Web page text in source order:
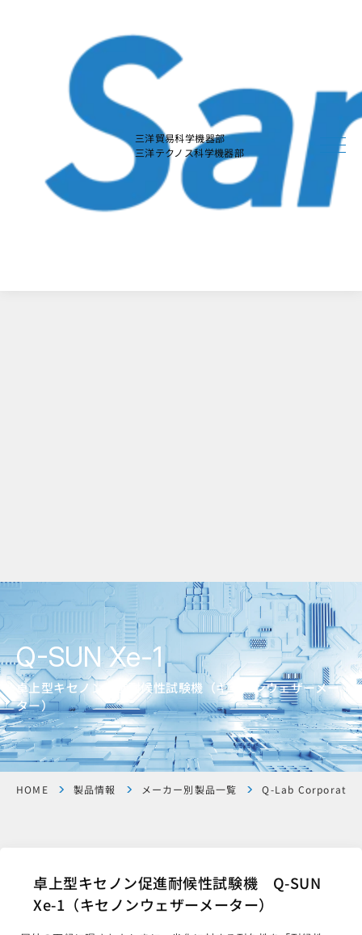
三洋貿易科学機器部
三洋テクノス科学機器部
Q-SUN Xe-1
卓上型キセノン促進耐候性試験機（キセノンウェザーメー
ター）
HOME 製品情報 メーカー別製品一覧 Q-Lab
卓上型キセノン促進耐候性試験機 Q-SUN
Xe-1（キセノンウェザーメーター）